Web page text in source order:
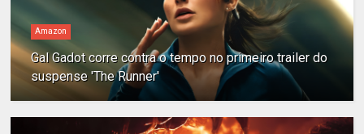
Amazon
Gal Gadot corre contra o tempo no primeiro trailer do
suspense 'The Runner'